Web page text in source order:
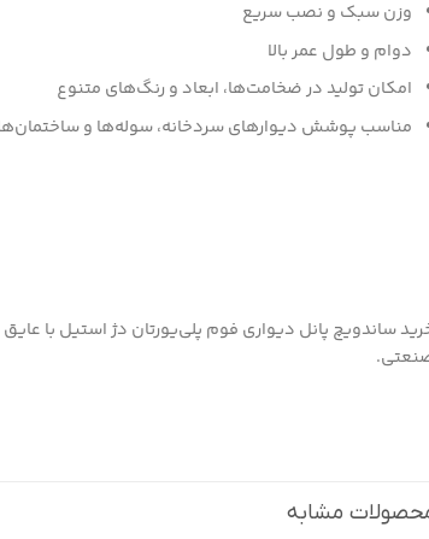
وزن سبک و نصب سریع
دوام و طول عمر بالا
امکان تولید در ضخامت‌ها، ابعاد و رنگ‌های متنوع
مناسب پوشش دیوارهای سردخانه، سوله‌ها و
ساندویچ پانل دیواری فوم پلی‌یورتان دژ استیل با
مشابه